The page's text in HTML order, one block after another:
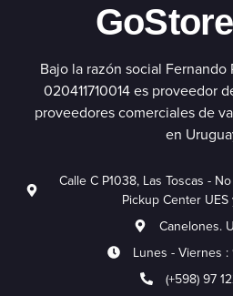
GoStore
Bajo la razón social Fernando
020411710014 es proveedor
proveedores comerciales de
en
Calle C P1038, Las Toscas -
Pickup Center
Canelones.
Lunes - Viernes :
(+598) 97